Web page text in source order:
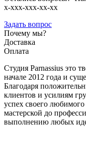
х-ххх-ххх-хх-хх
Задать вопрос
Почему мы?
Доставка
Оплата
Студия Parnassius это
начале 2012 года и
Благодаря
клиентов и усилиям
успех своего
мастерской до
выполнению любых